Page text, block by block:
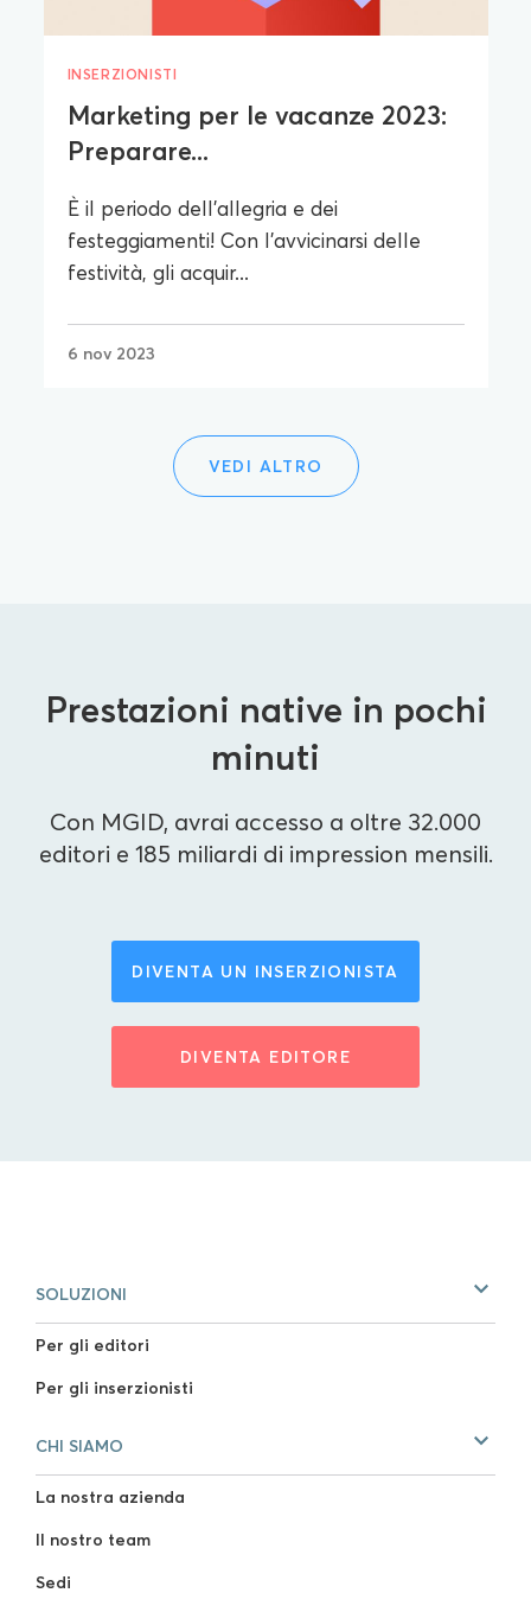
INSERZIONISTI
Marketing per le vacanze 2023:
Preparare...
È il periodo dell'allegria e dei
festeggiamenti! Con l'avvicinarsi delle
festività, gli acquir...
6 nov 2023
VEDI ALTRO
Prestazioni native in pochi
minuti
Con MGID, avrai accesso a oltre 32.000
editori e 185 miliardi di impression mensili.
DIVENTA UN INSERZIONISTA
DIVENTA EDITORE
SOLUZIONI
Per gli editori
Per gli inserzionisti
CHI SIAMO
La nostra azienda
Il nostro team
Sedi